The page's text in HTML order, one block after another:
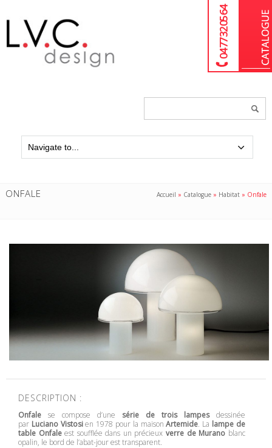
04 77 32 05 64
ONFALE Accueil » Catalogue » Habitat » Onfale
DESCRIPTION :
Onfale se compose d’une série de trois lampesdessinée
par Luciano Vistosien 1978 pour la maisonArtemide. La lampe de
table Onfaleest soufflée dans un précieuxverre de Murano blanc
opalin, le bord de l’abat-jour est transparent.